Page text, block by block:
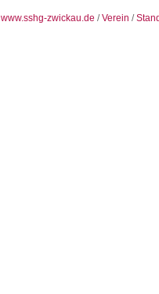
www.sshg-zwickau.de /Verein /